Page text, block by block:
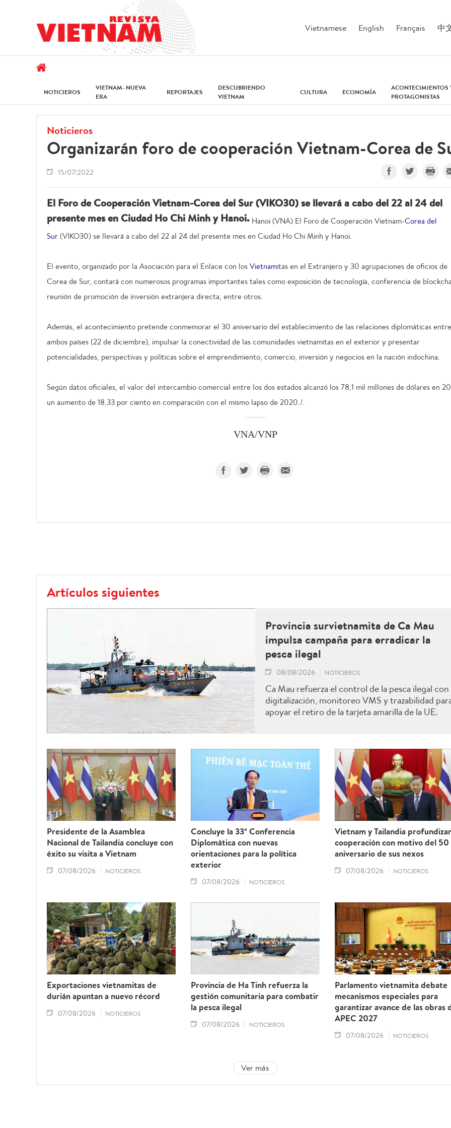
Vietnamese English Français 中
NOTICIEROS
VIETNAM- NUEVA
ERA
REPORTAJES
DESCUBRIENDO
VIETNAM
CULTURA ECONOMÍA
ACONTECIMIENTOS
PROTAGONISTAS
Noticieros
Organizarán foro de cooperación Vietnam-Corea de
15/07/2022
El Foro de Cooperación Vietnam-Corea del Sur (VIKO30) se llevará a cabo del 22 al 24 del
presente mes en Ciudad Ho Chi Minh y Hanoi. Hanoi (VNA) El Foro de Cooperación Vietnam-Corea del
Sur(VIKO30) se llevará a cabo del 22 al 24 del presente mes en Ciudad Ho Chi Minh y Hanoi.
El evento, organizado por la Asociación para el Enlace con losVietnamitas en el Extranjero y 30 agrupaciones de oficios de
Corea de Sur, contará con numerosos programas importantes tales como exposición de tecnología, conferencia de
reunión de promoción de inversión extranjera directa, entre otros.
Además, el acontecimiento pretende conmemorar el 30 aniversario del establecimiento de las relaciones diplomáticas entre
ambos países (22 de diciembre), impulsar la conectividad de las comunidades vietnamitas en el exterior y presentar
potencialidades, perspectivas y políticas sobre el emprendimiento, comercio, inversión y negocios en la nación indochina.
Según datos oficiales, el valor del intercambio comercial entre los dos estados alcanzó los 78,1 mil millones de dólares en
un aumento de 18,33 por ciento en comparación con el mismo lapso de 2020./.
VNA/VNP
Artículos siguientes
Provincia survietnamita de Ca Mau
impulsa campaña para erradicar la
pesca ilegal
08/08/2026 NOTICIEROS
Ca Mau refuerza el control de la pesca ilegal con
digitalización, monitoreo VMS y trazabilidad
apoyar el retiro de la tarjeta amarilla de la UE.
Presidente de la Asamblea
Nacional de Tailandia concluye con
éxito su visita a Vietnam
07/08/2026 NOTICIEROS
Concluye la 33ª Conferencia
Diplomática con nuevas
orientaciones para la política
exterior
07/08/2026 NOTICIEROS
Vietnam y Tailandia
cooperación con motivo del 50
aniversario de sus nexos
07/08/2026 NOTICIEROS
Exportaciones vietnamitas de
durián apuntan a nuevo récord
07/08/2026 NOTICIEROS
Provincia de Ha Tinh refuerza la
gestión comunitaria para combatir
la pesca ilegal
07/08/2026 NOTICIEROS
Parlamento vietnamita debate
mecanismos especiales para
garantizar avance de las obras
APEC 2027
07/08/2026 NOTICIEROS
Ver más